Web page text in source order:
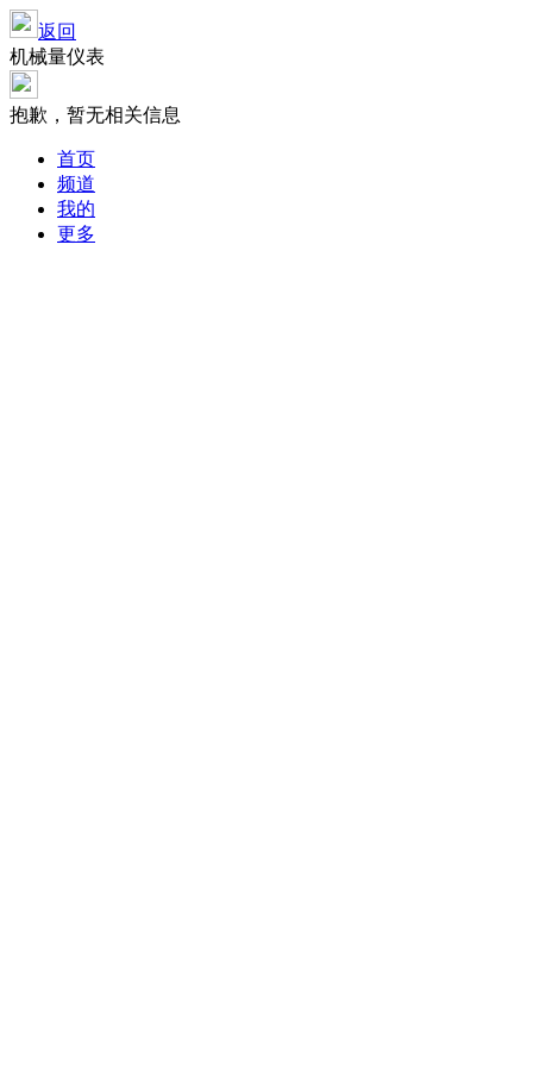
返回
机械量仪表
抱歉，暂无相关信息
首页
频道
我的
更多